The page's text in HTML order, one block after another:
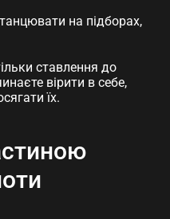
на підборах,
ставлення до
вірити в себе,
їх.